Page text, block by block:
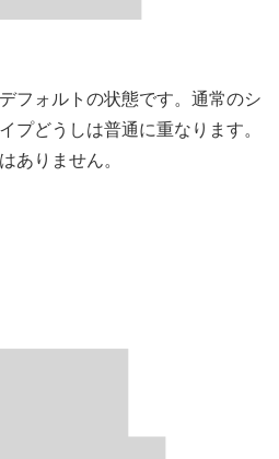
ォルトの状態です。通常のシ
プどうしは普通に重なります。
ありません。